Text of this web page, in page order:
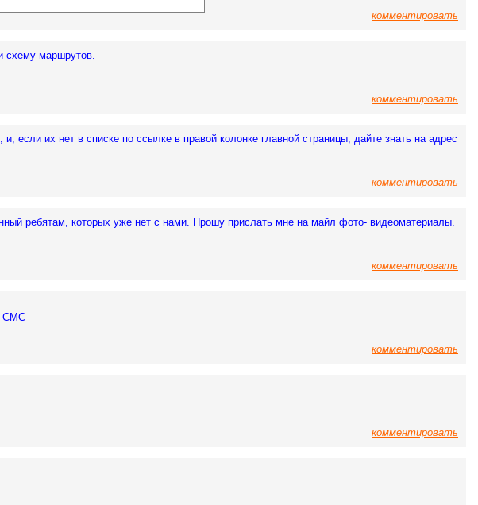
комментировать
схему маршрутов.
комментировать
если их нет в списке по ссылке в правой колонке главной страницы, дайте знать на адрес
комментировать
ребятам, которых уже нет с нами. Прошу прислать мне на майл фото- видеоматериалы.
комментировать
СМС
комментировать
комментировать